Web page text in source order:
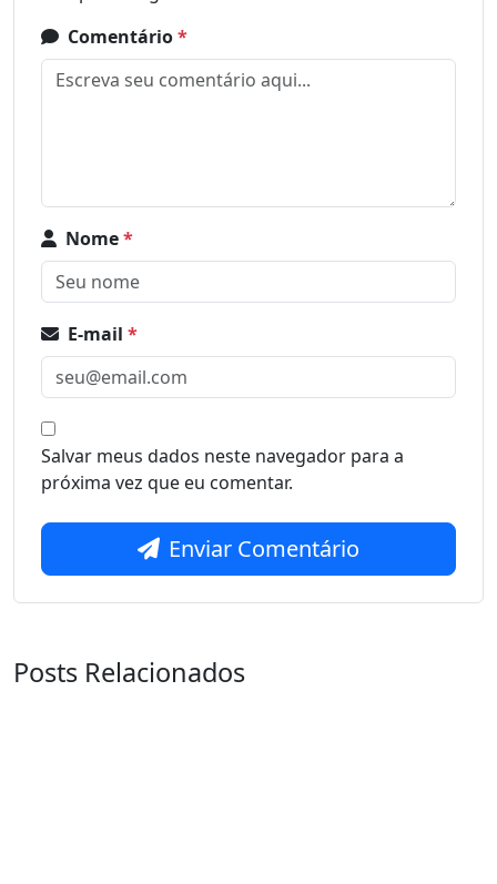
Comentário*
Nome*
E-mail *
Salvar meus dados neste navegador para a
próxima vez que eu comentar.
Enviar Comentário
Posts Relacionados